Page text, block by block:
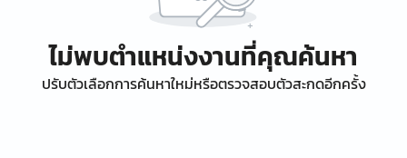
ไม่พบตำแหน่งงานที่คุณค้นหา
ปรับตัวเลือกการค้นหาใหม่หรือตรวจสอบตัวสะกดอีกครั้ง